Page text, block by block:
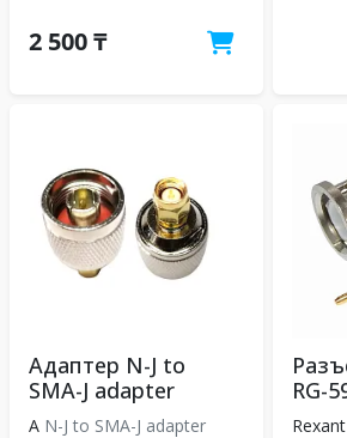
2 500 ₸
Адаптер N-J to
SMA-J adapter
A N-J to SMA-J adapter
RG-
Rexant